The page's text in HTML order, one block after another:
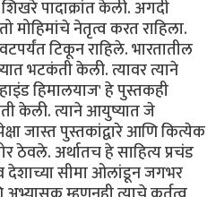
पादाक्रांत केली. अगदी
मोहिमांचे नेतृत्व करत राहिला.
टिकून राहिले. भारतातील
भटकंती केली. त्यावर त्याने
हिमालयाज' हे पुस्तकही
केली. त्याने आयुष्यात जे
जास्त पुस्तकांद्वारे आणि कित्येक
ठेवले. अर्थातच हे साहित्य प्रचंड
देशाच्या सीमा ओलांडून जगभर